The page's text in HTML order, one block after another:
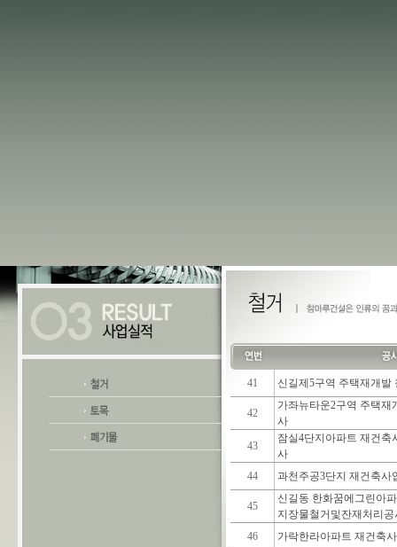
41 신길제5구역 주택재개발
42
가좌뉴타운2구역 주택재
사
43
잠실4단지아파트 재건축
사
44
과천주공3단지 재건축사
45
신길동 한화꿈에그린아
지장물철거및잔재처리공
46
가락한라아파트 재건축